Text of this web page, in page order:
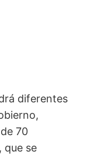
diferentes
70
que se